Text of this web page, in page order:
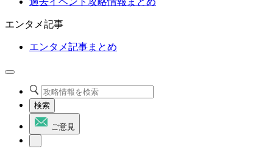
エンタメ記事
エンタメ記事まとめ
検索
ご意見